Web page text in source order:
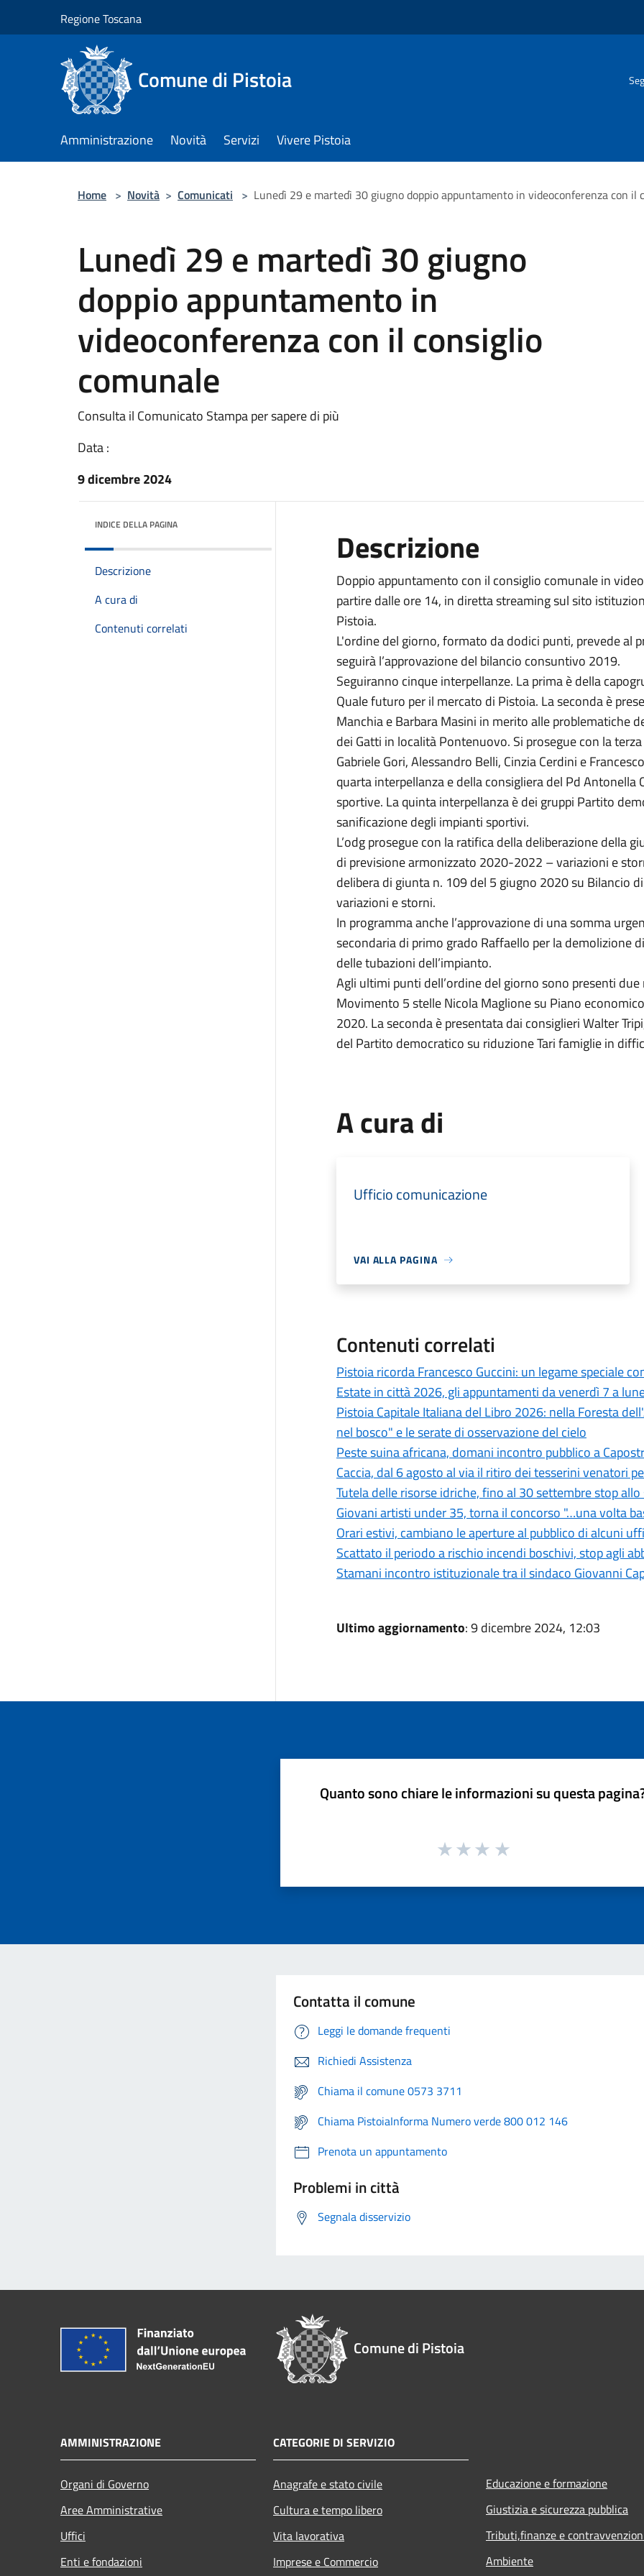
Regione Toscana
Comune di Pistoia
Amministrazione Novità Servizi Vivere Pistoia
Home > Novità > Comunicati > Lunedì 29 e martedì 30 giugno doppio appuntamento in videoconferenza con il
Lunedì 29 e martedì 30 giugno
doppio appuntamento in
videoconferenza con il consiglio
comunale
Consulta il Comunicato Stampa per sapere di più
Data :
9 dicembre 2024
INDICE DELLA PAGINA
Descrizione
A cura di
Contenuti correlati
Descrizione
Doppio appuntamento con il consiglio comunale in
partire dalle ore 14, in diretta streaming sul sito
Pistoia.
L'ordine del giorno, formato da dodici punti, prevede al
seguirà l’approvazione del bilancio consuntivo 2019.
Seguiranno cinque interpellanze. La prima è della
Quale futuro per il mercato di Pistoia. La seconda è
Manchia e Barbara Masini in merito alle problematiche
dei Gatti in località Pontenuovo. Si prosegue con la
Gabriele Gori, Alessandro Belli, Cinzia Cerdini e
quarta interpellanza e della consigliera del Pd
sportive. La quinta interpellanza è dei gruppi Partito
sanificazione degli impianti sportivi.
L’odg prosegue con la ratifica della deliberazione della
di previsione armonizzato 2020-2022 – variazioni e
delibera di giunta n. 109 del 5 giugno 2020 su Bilancio
variazioni e storni.
In programma anche l’approvazione di una somma
secondaria di primo grado Raffaello per la demolizione
delle tubazioni dell’impianto.
Agli ultimi punti dell’ordine del giorno sono presenti
Movimento 5 stelle Nicola Maglione su Piano
2020. La seconda è presentata dai consiglieri Walter
del Partito democratico su riduzione Tari famiglie in
A cura di
Ufficio comunicazione
VAI ALLA PAGINA
Contenuti correlati
Pistoia ricorda Francesco Guccini: un legame speciale
Estate in città 2026, gli appuntamenti da venerdì 7 a
Pistoia Capitale Italiana del Libro 2026: nella Foresta
nel bosco" e le serate di osservazione del cielo
Peste suina africana, domani incontro pubblico a
Caccia, dal 6 agosto al via il ritiro dei tesserini venatori
Tutela delle risorse idriche, fino al 30 settembre stop
Giovani artisti under 35, torna il concorso "…una volta
Orari estivi, cambiano le aperture al pubblico di alcuni
Scattato il periodo a rischio incendi boschivi, stop agli
Stamani incontro istituzionale tra il sindaco Giovanni
Ultimo aggiornamento: 9 dicembre 2024, 12:03
Quanto sono chiare le informazioni su questa
Contatta il comune
Leggi le domande frequenti
Richiedi Assistenza
Chiama il comune 0573 3711
Chiama PistoiaInforma Numero verde 800 012 146
Prenota un appuntamento
Problemi in città
Segnala disservizio
Comune di Pistoia
AMMINISTRAZIONE
Organi di Governo
Aree Amministrative
Uffici
Enti e fondazioni
CATEGORIE DI SERVIZIO
Anagrafe e stato civile
Cultura e tempo libero
Vita lavorativa
Imprese e Commercio
Educazione e formazione
Giustizia e sicurezza pubblica
Tributi,finanze e
Ambiente